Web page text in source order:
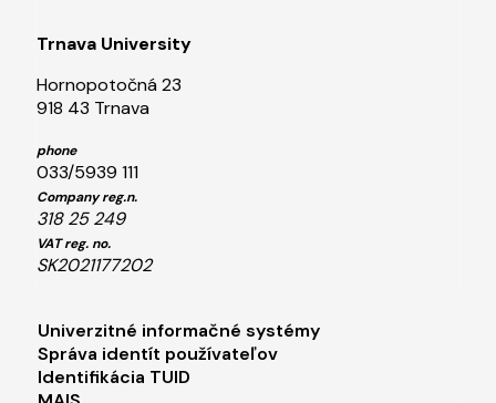
Trnava University
Hornopotočná 23
918 43 Trnava
phone
033/5939 111
Company reg.n.
318 25 249
VAT reg. no.
SK2021177202
Footer menu 1
Univerzitné informačné systémy
Správa identít používateľov
Identifikácia TUID